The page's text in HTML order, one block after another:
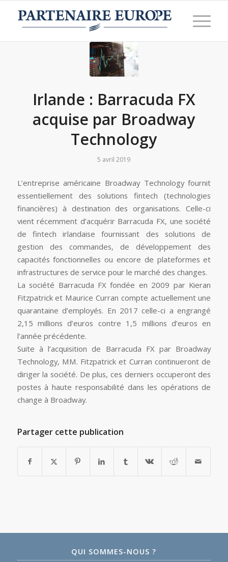
Irlande : Barracuda FX
acquise par Broadway
Technology
5 avril 2019
L’entreprise américaine Broadway Technology fournit
essentiellement des solutions fintech (technologies
financières) à destination des organisations. Celle-ci
vient récemment d’acquérir Barracuda FX, une société
de fintech irlandaise fournissant des solutions de
gestion des commandes, de développement des
capacités fonctionnelles ou encore de plateformes et
infrastructures de service pour le marché des changes.
La société Barracuda FX fondée en 2009 par Kieran
Fitzpatrick et Maurice Curran compte actuellement une
quarantaine d’employés. En 2017 celle-ci a engrangé
2,15 millions d’euros contre 1,5 millions d’euros en
l’année précédente.
Suite à l’acquisition de Barracuda FX par Broadway
Technology, MM. Fitzpatrick et Curran continueront de
diriger la société. De plus, ces derniers occuperont des
postes à haute responsabilité dans les opérations de
change à Broadway.
Partager cette publication
QUI SOMMES-NOUS ?